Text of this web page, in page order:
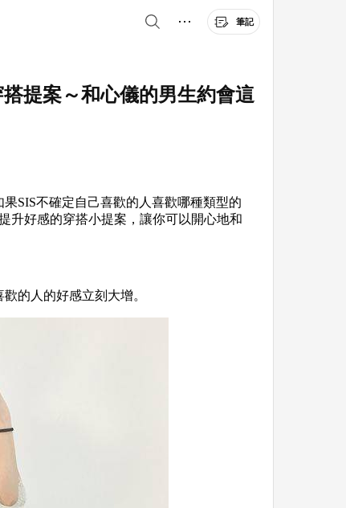
筆記
提案～和心儀的男生約會這
SIS不確定自己喜歡的人喜歡哪種類型的
升好感的穿搭小提案，讓你可以開心地和
的人的好感立刻大增。